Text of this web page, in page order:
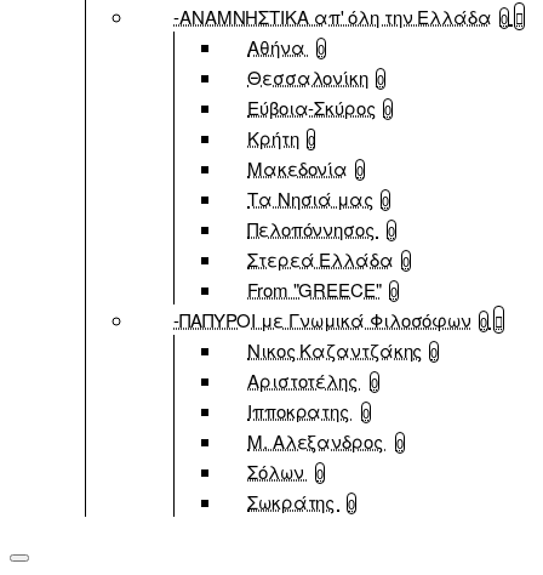
-ΑΝΑΜΝΗΣΤΙΚΑ απ' όλη την Ελλάδα 0
Αθήνα 0
Θεσσαλονίκη 0
Εύβοια-Σκύρος 0
Κρήτη 0
Μακεδονία 0
Τα Νησιά μας 0
Πελοπόννησος 0
Στερεά Ελλάδα 0
From "GREECE" 0
-ΠΑΠΥΡΟΙ με Γνωμικά Φιλοσόφων 0
Νικος Καζαντζάκης 0
Αριστοτέλης 0
Ιπποκρατης 0
Μ. Αλεξανδρος 0
Σόλων 0
Σωκράτης 0